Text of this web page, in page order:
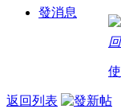
發消息
返回列表